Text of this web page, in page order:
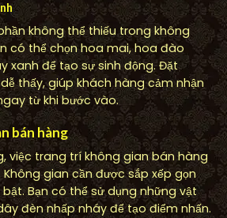
không thể thiếu trong không
có thể chọn hoa mai, hoa đào
xanh để tạo sự sinh động. Đặt
thấy, giúp khách hàng cảm nhận
từ khi bước vào.
bán hàng
việc trang trí không gian bán hàng
gian cần được sắp xếp gọn
Bạn có thể sử dụng những vật
đèn nhấp nháy để tạo điểm nhấn.